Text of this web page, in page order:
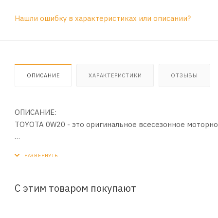
Нашли ошибку в характеристиках или описании?
ОПИСАНИЕ ХАРАКТЕРИСТИКИ ОТЗЫВЫ
ОПИСАНИЕ:
TOYOTA 0W20 - это оригинальное всесезонное
- Является энергосберегающим, о чем говорит
С этим товаром покупают